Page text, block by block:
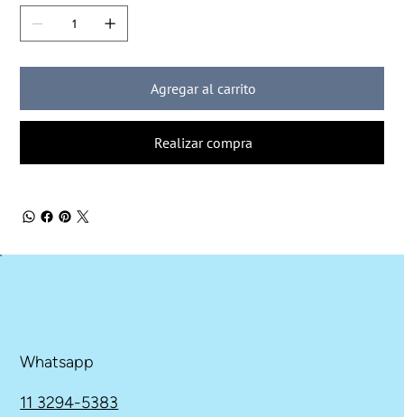
Agregar al carrito
Realizar compra
Whatsapp
11 3294-5383